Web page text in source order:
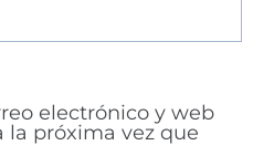
electrónico y web
la próxima vez que